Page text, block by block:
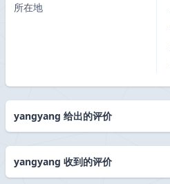
所在地
yangyang 给出的评价
yangyang 收到的评价